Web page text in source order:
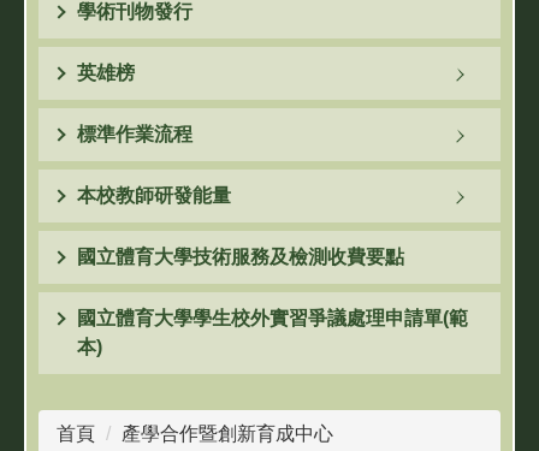
學術刊物發行
英雄榜
標準作業流程
本校教師研發能量
國立體育大學技術服務及檢測收費要點
國立體育大學學生校外實習爭議處理申請單(範
本)
首頁
產學合作暨創新育成中心